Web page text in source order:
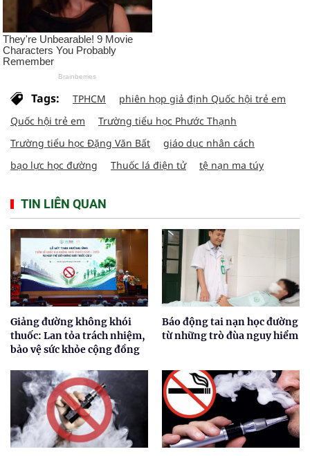
Tags: TPHCM
phiên họp giả định Quốc hội trẻ em
Quốc hội trẻ em
Trường tiểu học Phước Thạnh
Trường tiểu học Đặng Văn Bất
giáo dục nhân cách
bạo lực học đường
Thuốc lá điện tử tệ nạn ma túy
TIN LIÊN QUAN
Giảng đường không khói
thuốc: Lan tỏa trách nhiệm,
bảo vệ sức khỏe cộng đồng
Báo động tai nạn học đường
từ những trò đùa nguy hiểm